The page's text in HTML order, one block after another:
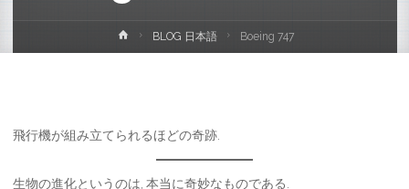
ホ
ー
BLOG 日本語 Boeing 747
飛行機が組み立てられるほどの奇跡.
生物の進化というのは, 本当に奇妙なものである.